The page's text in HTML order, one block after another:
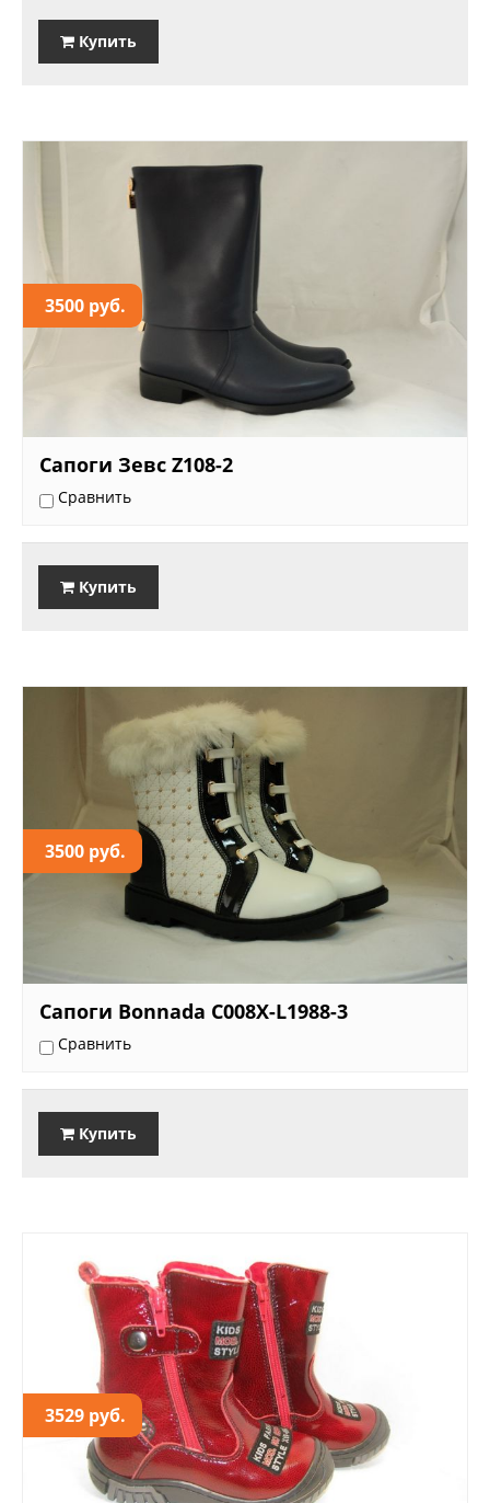
Купить
3500 руб.
Сапоги Зевс Z108-2
Сравнить
Купить
3500 руб.
Сапоги Bonnada C008X-L1988-3
Сравнить
Купить
3529 руб.